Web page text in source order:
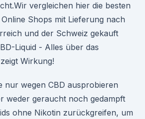
vergleichen hier die besten
Shops mit Lieferung nach
und der Schweiz gekauft
Liquid - Alles über das
Wirkung!
nur wegen CBD ausprobieren
weder geraucht noch gedampft
ohne Nikotin zurückgreifen, um